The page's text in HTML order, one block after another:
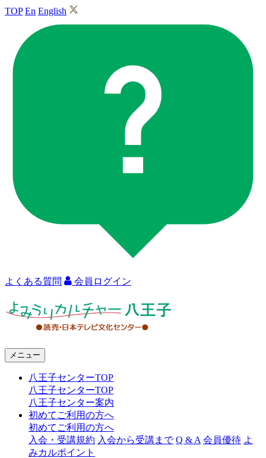
TOP En English
よくある質問 会員ログイン
ャ
メニュー
八王子センターTOP
八王子センターTOP
八王子センター案内
初めてご利用の方へ
初めてご利用の方へ
入会・受講規約 入会から受講まで Q & A 会員優待 よ
みカルポイント